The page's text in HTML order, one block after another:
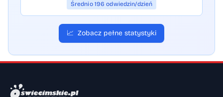
Średnio 196 odwiedzin/dzień
📈 Zobacz pełne statystyki